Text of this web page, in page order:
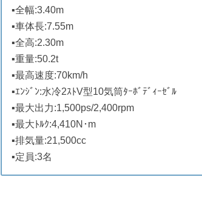
▪全幅:3.40m
▪車体長:7.55m
▪全高:2.30m
▪重量:50.2t
▪最高速度:70km/h
▪ｴﾝｼﾞﾝ:水冷2ｽﾄV型10気筒ﾀｰﾎﾞﾃﾞｨｰｾﾞﾙ
▪最大出力:1,500ps/2,400rpm
▪最大ﾄﾙｸ:4,410N･m
▪排気量:21,500cc
▪定員:3名